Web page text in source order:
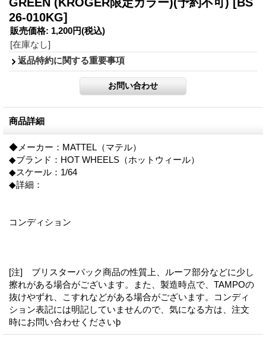
26-010KG]
販売価格: 1,200円(税込)
[在庫なし]
返品特約に関する重要事項
商品詳細
◆メーカー：MATTEL（マテル）
◆ブランド：HOT WHEELS（ホットウィール）
◆スケール：1/64
◆詳細：
コンディション
[注] ブリスターパック商品の性質上、ルーフ部分などに少し
擦れがある場合がございます。また、製造時点で、TAMPOの
抜けやずれ、こすれなどがある場合がございます。コンディ
ション表記には明記していませんので、気になる方は、注文
時にお問い合わせくださいϸ